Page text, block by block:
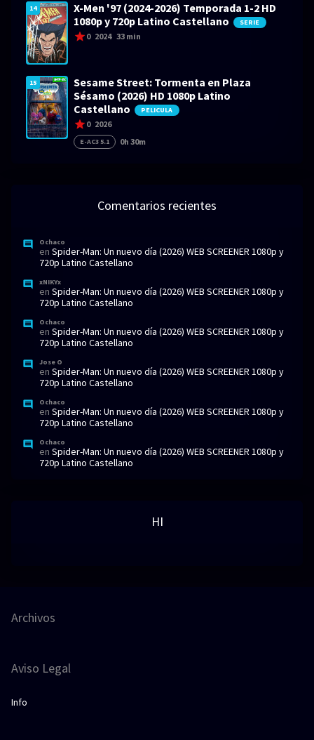
14
X-Men '97 (2024-2026) Temporada 1-2 HD
1080p y 720p Latino Castellano
SERIE
0 2024 33 min
15
Sesame Street: Tormenta en Plaza
Sésamo (2026) HD 1080p Latino
Castellano
PELICULA
0 2026
E-AC3 5.1 0h 30m
Comentarios recientes
Ochaco
en Spider-Man: Un nuevo día (2026) WEB SCREENER 1080p y
720p Latino Castellano
xNIKYx
en Spider-Man: Un nuevo día (2026) WEB SCREENER 1080p y
720p Latino Castellano
Ochaco
en Spider-Man: Un nuevo día (2026) WEB SCREENER 1080p y
720p Latino Castellano
Jose O
en Spider-Man: Un nuevo día (2026) WEB SCREENER 1080p y
720p Latino Castellano
Ochaco
en Spider-Man: Un nuevo día (2026) WEB SCREENER 1080p y
720p Latino Castellano
Ochaco
en Spider-Man: Un nuevo día (2026) WEB SCREENER 1080p y
720p Latino Castellano
HI
Archivos
Aviso Legal
Info